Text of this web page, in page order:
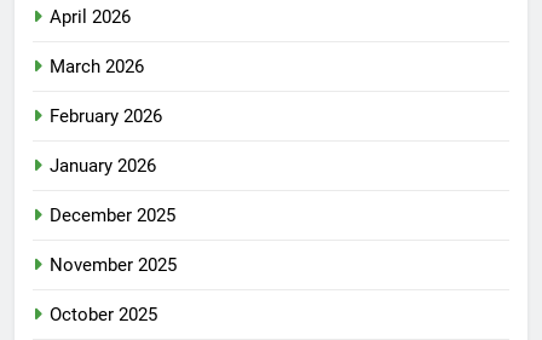
April 2026
March 2026
February 2026
January 2026
December 2025
November 2025
October 2025